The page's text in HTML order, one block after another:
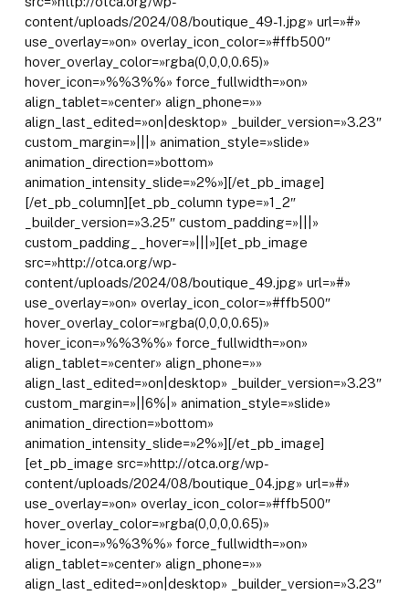
content/uploads/2024/08/boutique_49-1.jpg» url=»#»
use_overlay=»on» overlay_icon_color=»#ffb500″
hover_overlay_color=»rgba(0,0,0,0.65)»
hover_icon=»%%3%%» force_fullwidth=»on»
align_tablet=»center» align_phone=»»
align_last_edited=»on|desktop» _builder_version=»3.23″
custom_margin=»|||» animation_style=»slide»
animation_direction=»bottom»
animation_intensity_slide=»2%»][/et_pb_image]
[/et_pb_column][et_pb_column type=»1_2″
_builder_version=»3.25″ custom_padding=»|||»
custom_padding__hover=»|||»][et_pb_image
src=»http://otca.org/wp-
content/uploads/2024/08/boutique_49.jpg» url=»#»
use_overlay=»on» overlay_icon_color=»#ffb500″
hover_overlay_color=»rgba(0,0,0,0.65)»
hover_icon=»%%3%%» force_fullwidth=»on»
align_tablet=»center» align_phone=»»
align_last_edited=»on|desktop» _builder_version=»3.23″
custom_margin=»||6%|» animation_style=»slide»
animation_direction=»bottom»
animation_intensity_slide=»2%»][/et_pb_image]
[et_pb_image src=»http://otca.org/wp-
content/uploads/2024/08/boutique_04.jpg» url=»#»
use_overlay=»on» overlay_icon_color=»#ffb500″
hover_overlay_color=»rgba(0,0,0,0.65)»
hover_icon=»%%3%%» force_fullwidth=»on»
align_tablet=»center» align_phone=»»
align_last_edited=»on|desktop» _builder_version=»3.23″